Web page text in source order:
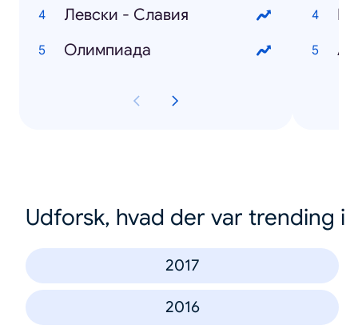
Левски - Славия
Олимпиада
Udforsk, hvad der var trending i
2017
2016